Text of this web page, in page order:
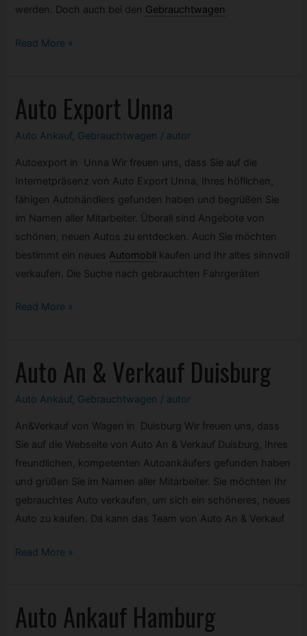
werden. Doch auch bei den Gebrauchtwagen
Gebrauchtwagen
Read More »
Auto Export Unna
Auto Ankauf, Gebrauchtwagen / autor
Autoexport in Unna Wir freuen uns, dass Sie auf die
Internetpräsenz von Auto Export Unna, Ihres höflichen,
fähigen Autohändlers gefunden haben und begrüßen Sie
im Namen aller Mitarbeiter. Überall sind Angebote von
schönen, neuen Autos zu entdecken. Auch Sie möchten
bestimmt ein neues Automobil kaufen und Ihr altes sinnvoll
verkaufen. Die Suche nach gebrauchten Fahrgeräten
Auto
Read More »
Auto An & Verkauf Duisburg
Auto Ankauf, Gebrauchtwagen / autor
An&Verkauf von Wagen in Duisburg Wir freuen uns, dass
Sie auf die Webseite von Auto An & Verkauf Duisburg, Ihres
freundlichen, kompetenten Autoankäufers gefunden haben
und grüßen Sie im Namen aller Mitarbeiter. Sie möchten Ihr
gebrauchtes Auto verkaufen, um sich ein schöneres, neues
Auto zu kaufen. Da kann das Team von Auto An & Verkauf
Auto
Verkauf
Duisburg
Read More »
Auto Ankauf Hamburg